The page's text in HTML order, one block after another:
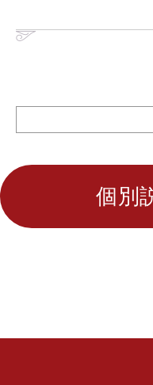
個別